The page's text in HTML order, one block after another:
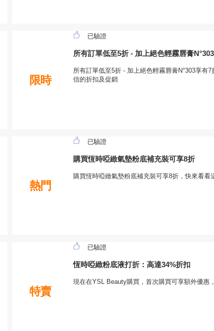
限時
已驗證
所有訂單低至5折 - 加上絕色輕霧唇膏
所有訂單低至5折 - 加上絕色輕霧唇膏N°303享有
信的折扣及促銷
熱門
已驗證
購買恆時啞緻氣墊粉底補充裝可享8折
購買恆時啞緻氣墊粉底補充裝可享8折，快來看看
特賣
已驗證
恆時啞緻粉底液打折：高達34%折扣
現在在YSL Beauty購買，首次購買可享額外優惠